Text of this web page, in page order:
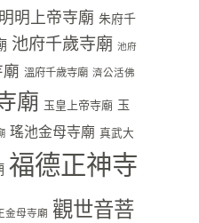
明明上帝寺廟 朱府千
池府千歲寺廟 池府
溫府千歲寺廟 濟公活佛
廟 玉皇上帝寺廟 玉
瑤池金母寺廟 真武大
福德正神寺
金母寺廟 觀世音菩